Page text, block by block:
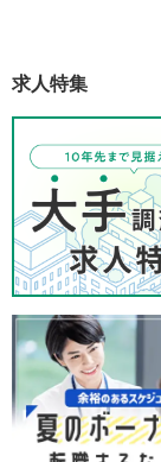
求人特集